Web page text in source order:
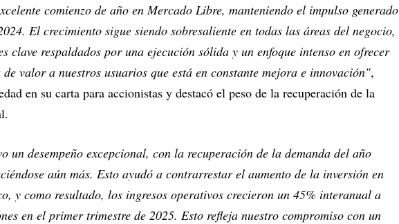
comienzo de año en Mercado Libre, manteniendo el impulso generado
El crecimiento sigue siendo sobresaliente en todas las áreas del negocio,
clave respaldados por una ejecución sólida y un enfoque intenso en ofrecer
valor a nuestros usuarios que está en constante mejora e innovación",
en su carta para accionistas y destacó el peso de la recuperación de la
un desempeño excepcional, con la recuperación de la demanda del año
aún más. Esto ayudó a contrarrestar el aumento de la inversión en
y como resultado, los ingresos operativos crecieron un 45% interanual a
en el primer trimestre de 2025. Esto refleja nuestro compromiso con un